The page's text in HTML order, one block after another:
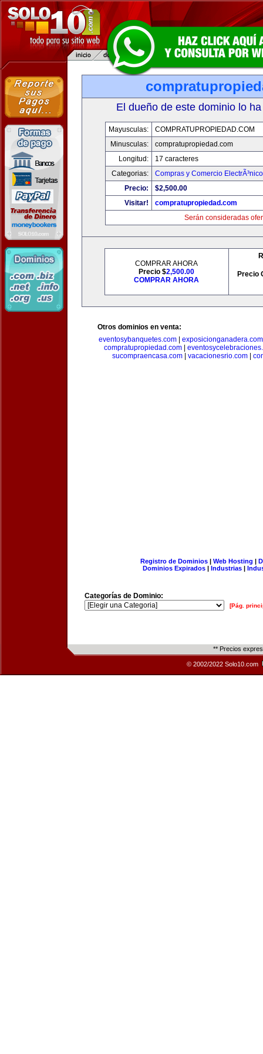
El dueño de este dominio lo
Mayusculas:
COMPRATUPROPIEDAD.COM
Minusculas:
compratupropiedad.com
Longitud:
17 caracteres
Categorias:
Compras y Comercio ElectrÃ³nico
Precio:
$2,500.00
Visitar!
compratupropiedad.com
Serán consideradas
COMPRAR AHORA
Precio $2,500.00
COMPRAR AHORA
Precio
Otros dominios en venta:
eventosybanquetes.com| exposicionganadera.com
compratupropiedad.com
sucompraencasa.com| vacacionesrio.com|
Registro de Dominios| Web Hosting |
Dominios Expirados | Industrias |
Categorías de Dominio:
[Pág.
** Precios
© 2002/2022 Solo10.com